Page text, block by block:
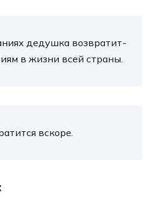
дедуш­ка воз­вра­тит­
в жиз­ни всей стра­ны.
вско­ре.